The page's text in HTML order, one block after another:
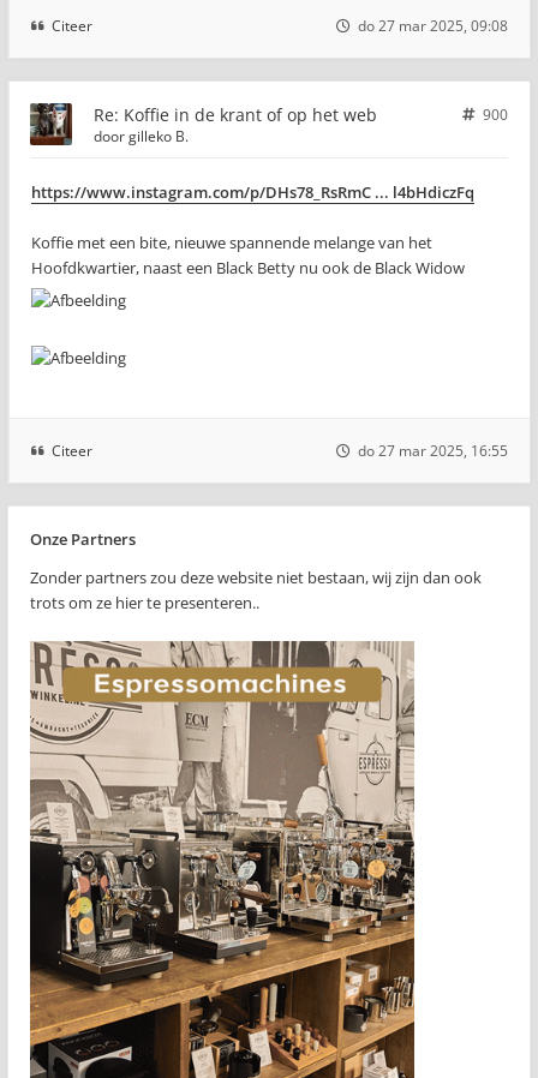
Citeer do 27 mar 2025, 09:08
Re: Koffie in de krant of op het web
900
doorgilleko B.
https://www.instagram.com/p/DHs78_RsRmC ... l4bHdiczFq
Koffie met een bite, nieuwe spannende melange van het
Hoofdkwartier, naast een Black Betty nu ook de Black Widow
Citeer do 27 mar 2025, 16:55
Onze Partners
Zonder partners zou deze website niet bestaan, wij zijn dan ook
trots om ze hier te presenteren..